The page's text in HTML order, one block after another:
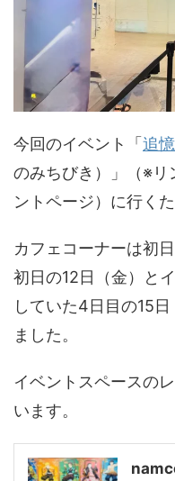
今回のイベント「 追
のみちびき）」（※リ
ントページ）に行く
カフェコーナーは初
初日の12日（金）と
していた4日目の15
ました。
イベントスペースの
います。